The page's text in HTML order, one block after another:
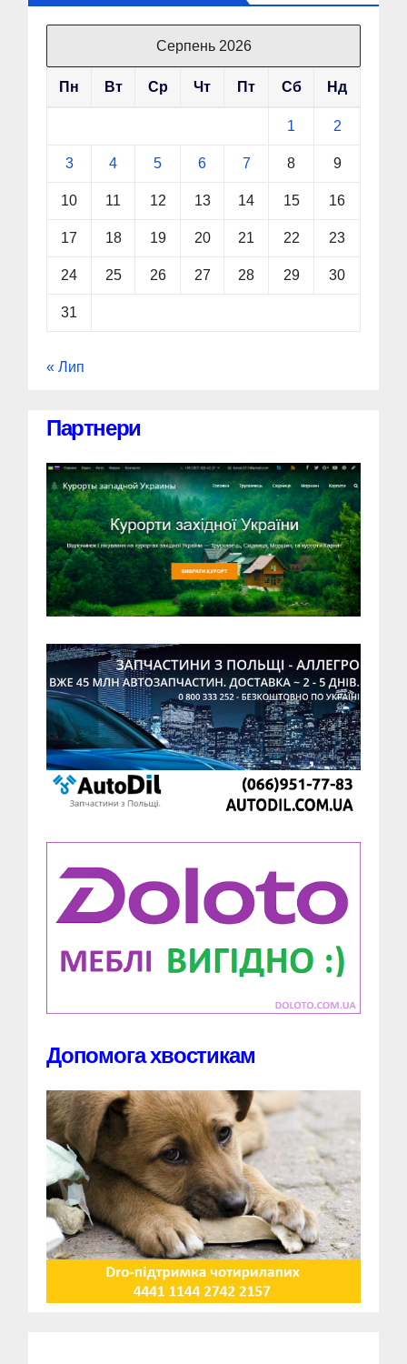
Серпень 2026
Пн Вт Ср Чт Пт Сб Нд
1 2
3 4 5 6 7 8 9
10 11 12 13 14 15 16
17 18 19 20 21 22 23
24 25 26 27 28 29 30
31
« Лип
Партнери
Допомога хвостикам